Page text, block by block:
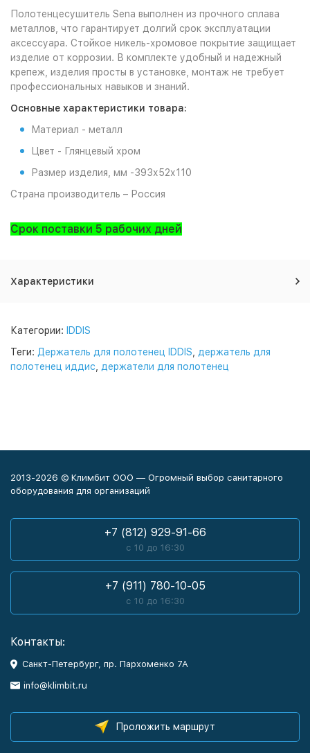
Полотенцесушитель Sena выполнен из прочного сплава
металлов, что гарантирует долгий срок эксплуатации
аксессуара. Стойкое никель-хромовое покрытие защищает
изделие от коррозии. В комплекте удобный и надежный
крепеж, изделия просты в установке, монтаж не требует
профессиональных навыков и знаний.
Основные характеристики товара:
Материал - металл
Цвет - Глянцевый хром
Размер изделия, мм -393х52х110
Страна производитель – Россия
Срок поставки 5 рабочих дней
Характеристики
Категории:
IDDIS
Теги: Держатель для полотенец IDDIS
держатель для
полотенец иддис
держатели для полотенец
2013-2026 © Климбит ООО — Огромный выбор санитарного
оборудования для организаций
+7 (812) 929-91-66
с 10 до 16:30
+7 (911) 780-10-05
с 10 до 16:30
Контакты:
Санкт-Петербург, пр. Пархоменко 7А
info@klimbit.ru
Проложить маршрут